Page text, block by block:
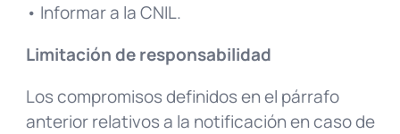
• Informar a la CNIL.
Limitación de responsabilidad
Los compromisos definidos en el párrafo
anterior relativos a la notificación en caso de